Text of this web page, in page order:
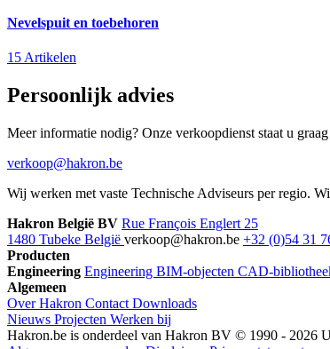
Nevelspuit en toebehoren
15 Artikelen
Persoonlijk advies
Meer informatie nodig? Onze verkoopdienst staat u
verkoop@hakron.be
Wij werken met vaste Technische Adviseurs per regio.
Hakron België BV Rue François Englert 25
1480 Tubeke België verkoop@hakron.be +32 (0)54 31
Producten
Engineering Engineering BIM-objecten CAD-
Algemeen
Over Hakron Contact Downloads
Nieuws Projecten Werken bij
Hakron.be is onderdeel van Hakron BV © 1990 - 2026